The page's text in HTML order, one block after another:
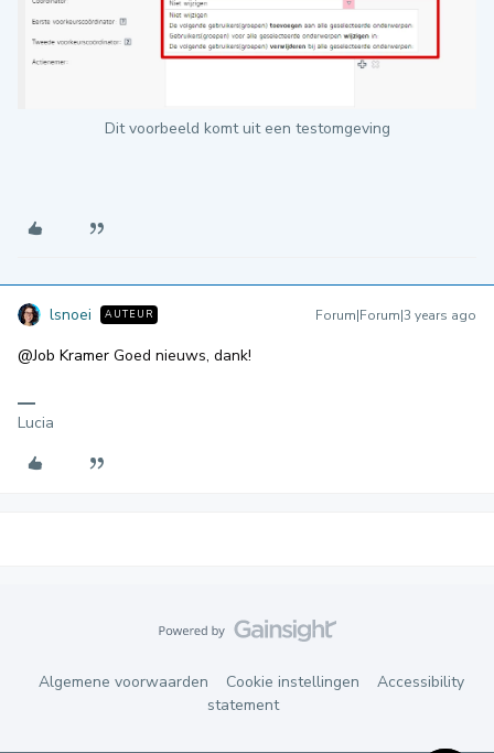
Dit voorbeeld komt uit een testomgeving
lsnoei AUTEUR Forum|Forum|3 years ago
@Job Kramer Goed nieuws, dank!
Lucia
Algemene voorwaarden Cookie instellingen
Accessibility
statement